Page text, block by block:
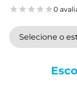
0
Selecione o